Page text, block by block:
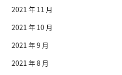
2021 年 11 月
2021 年 10 月
2021 年 9 月
2021 年 8 月